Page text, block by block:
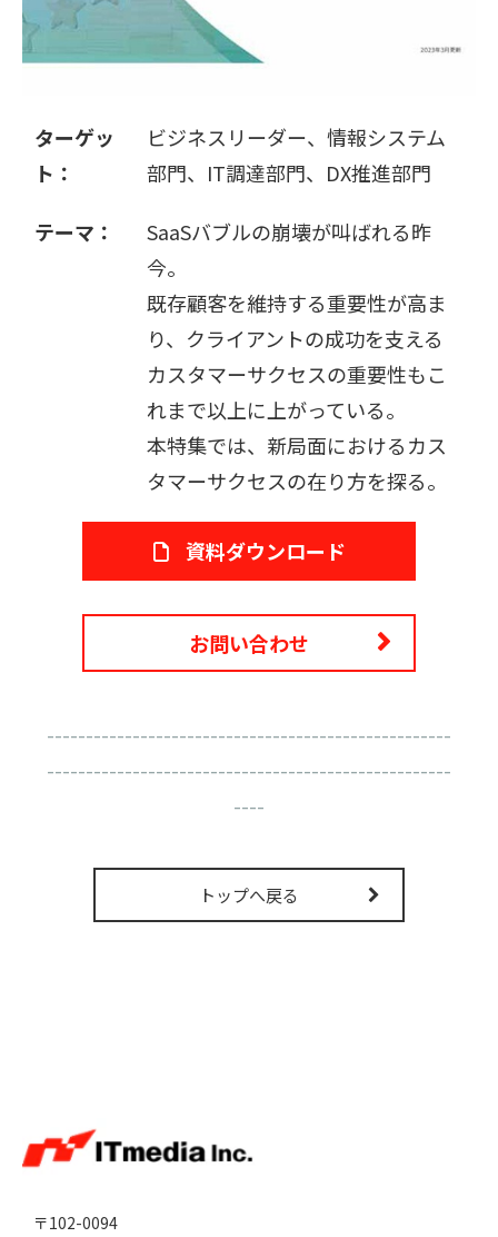
ターゲッ
ト：
ビジネスリーダー、情報システム
部門、IT調達部門、DX推進部門
テーマ：
SaaSバブルの崩壊が叫ばれる昨
今。
既存顧客を維持する重要性が高ま
り、クライアントの成功を支える
カスタマーサクセスの重要性もこ
れまで以上に上がっている。
本特集では、新局面におけるカス
タマーサクセスの在り方を探る。
資料ダウンロード
お問い合わせ
----------------------------------------------------
----------------------------------------------------
----
トップへ戻る
〒102-0094